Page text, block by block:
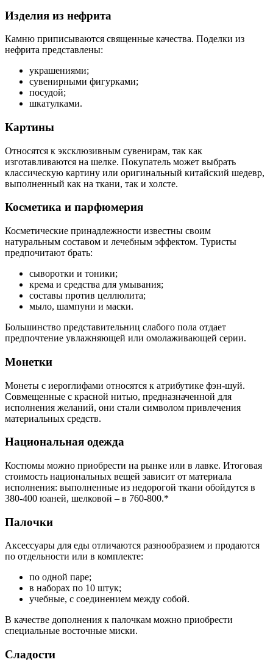
Изделия из нефрита
Камню приписываются священные качества. Поделки из
нефрита представлены:
украшениями;
сувенирными фигурками;
посудой;
шкатулками.
Картины
Относятся к эксклюзивным сувенирам, так как
изготавливаются на шелке. Покупатель может выбрать
классическую картину или оригинальный китайский шедевр,
выполненный как на ткани, так и холсте.
Косметика и парфюмерия
Косметические принадлежности известны своим
натуральным составом и лечебным эффектом. Туристы
предпочитают брать:
сыворотки и тоники;
крема и средства для умывания;
составы против целлюлита;
мыло, шампуни и маски.
Большинство представительниц слабого пола отдает
предпочтение увлажняющей или омолаживающей серии.
Монетки
Монеты с иероглифами относятся к атрибутике фэн-шуй.
Совмещенные с красной нитью, предназначенной для
исполнения желаний, они стали символом привлечения
материальных средств.
Национальная одежда
Костюмы можно приобрести на рынке или в лавке. Итоговая
стоимость национальных вещей зависит от материала
исполнения: выполненные из недорогой ткани обойдутся в
380-400 юаней, шелковой – в 760-800.*
Палочки
Аксессуары для еды отличаются разнообразием и продаются
по отдельности или в комплекте:
по одной паре;
в наборах по 10 штук;
учебные, с соединением между собой.
В качестве дополнения к палочкам можно приобрести
специальные восточные миски.
Сладости